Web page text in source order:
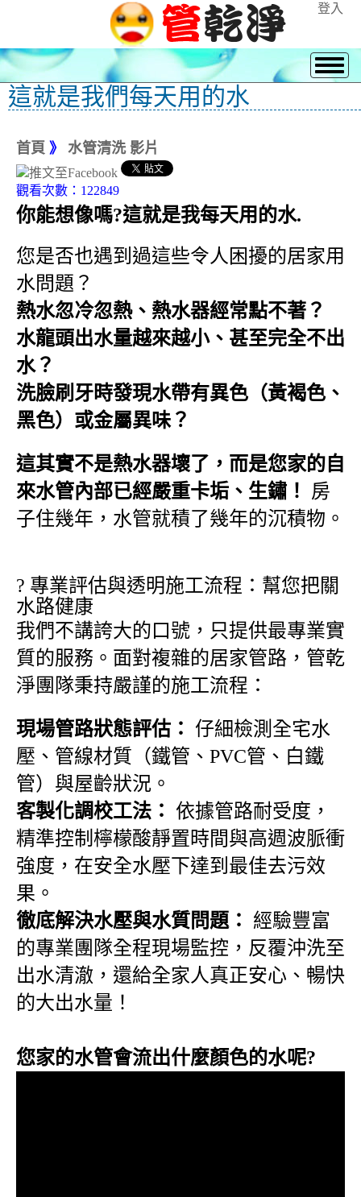
登入
這就是我們每天用的水
首頁 》 水管清洗 影片
觀看次數：122849
你能想像嗎?這就是我每天用的水.
您是否也遇到過這些令人困擾的居家用
水問題？
熱水忽冷忽熱、熱水器經常點不著？
水龍頭出水量越來越小、甚至完全不出
水？
洗臉刷牙時發現水帶有異色（黃褐色、
黑色）或金屬異味？
這其實不是熱水器壞了，而是您家的自
來水管內部已經嚴重卡垢、生鏽！
房
子住幾年，水管就積了幾年的沉積物。
?️ 專業評估與透明施工流程：幫您把關
水路健康
我們不講誇大的口號，只提供最專業實
質的服務。面對複雜的居家管路，管乾
淨團隊秉持嚴謹的施工流程：
現場管路狀態評估：
仔細檢測全宅水
壓、管線材質（鐵管、PVC管、白鐵
管）與屋齡狀況。
客製化調校工法：
依據管路耐受度，
精準控制檸檬酸靜置時間與高週波脈衝
強度，在安全水壓下達到最佳去污效
果。
徹底解決水壓與水質問題：
經驗豐富
的專業團隊全程現場監控，反覆沖洗至
出水清澈，還給全家人真正安心、暢快
的大出水量！
您家的水管會流出什麼顏色的水呢?